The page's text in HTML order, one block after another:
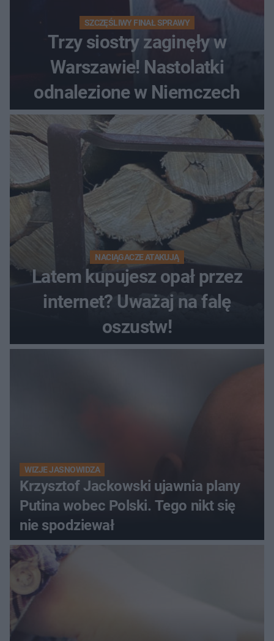
SZCZĘŚLIWY FINAŁ SPRAWY
Trzy siostry zaginęły w
Warszawie! Nastolatki
odnalezione w Niemczech
NACIĄGACZE ATAKUJĄ
Latem kupujesz opał przez
internet? Uważaj na falę
oszustw!
WIZJE JASNOWIDZA
Krzysztof Jackowski ujawnia plany
Putina wobec Polski. Tego nikt się
nie spodziewał